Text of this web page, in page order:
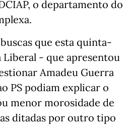
o departamento do
que esta quinta-
- que apresentou
Amadeu Guerra
PS podiam explicar o
menor morosidade de
ditadas por outro tipo